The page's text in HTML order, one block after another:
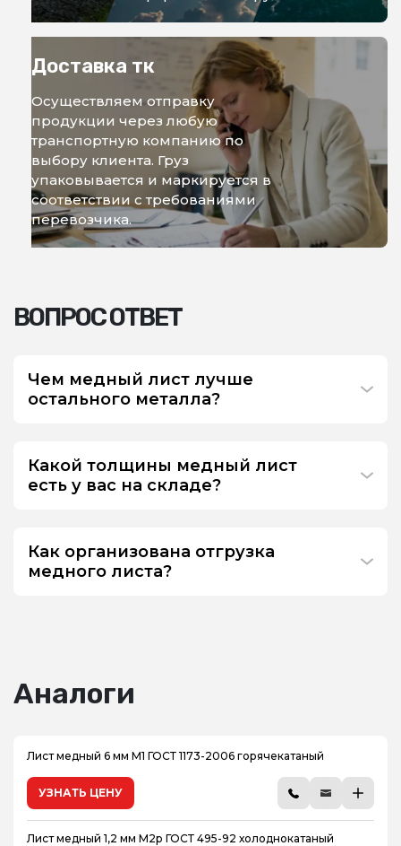
Доставка тк
Осуществляем отправку
продукции через любую
транспортную компанию по
выбору клиента. Груз
упаковывается и маркируется в
соответствии с требованиями
перевозчика.
ВОПРОС ОТВЕТ
Чем медный лист лучше
остального металла?
Какой толщины медный лист
есть у вас на складе?
Как организована отгрузка
медного листа?
Аналоги
Лист медный 6 мм М1 ГОСТ 1173-2006 горячекатаный
УЗНАТЬ ЦЕНУ
Лист медный 1,2 мм М2р ГОСТ 495-92 холоднокатаный